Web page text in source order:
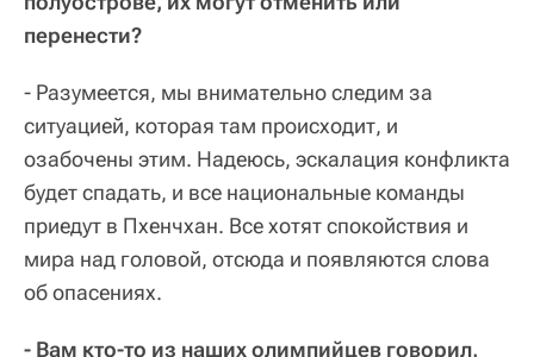
перенести?
- Разумеется, мы внимательно следим за
ситуацией, которая там происходит, и
озабочены этим. Надеюсь, эскалация конфликта
будет спадать, и все национальные команды
приедут в Пхенчхан. Все хотят спокойствия и
мира над головой, отсюда и появляются слова
об опасениях.
- Вам кто-то из наших олимпийцев говорил,